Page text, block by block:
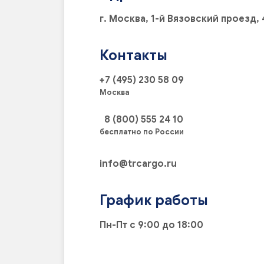
г. Москва, 1-й Вязовский проезд,
Контакты
+7 (495) 230 58 09
Москва
8 (800) 555 24 10
бесплатно по России
info@trcargo.ru
График работы
Пн-Пт с 9:00 до 18:00